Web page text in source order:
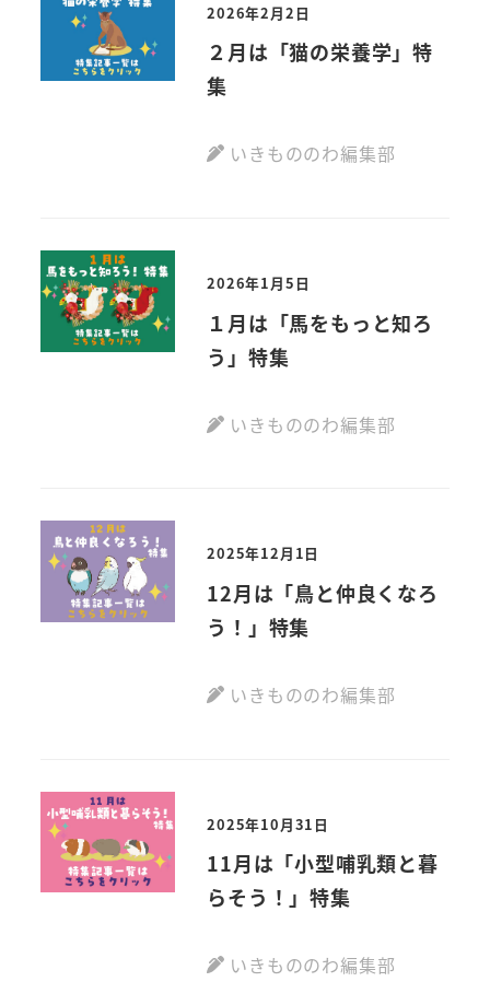
2026年2月2日
２月は「猫の栄養学」特
集
いきもののわ編集部
2026年1月5日
１月は「馬をもっと知ろ
う」特集
いきもののわ編集部
2025年12月1日
12月は「鳥と仲良くなろ
う！」特集
いきもののわ編集部
2025年10月31日
11月は「小型哺乳類と暮
らそう！」特集
いきもののわ編集部